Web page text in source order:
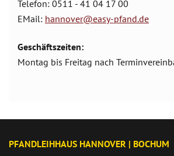
Telefon: 0511 - 41 04 17 00
EMail: hannover@easy-pfand.de
Geschäftszeiten:
Montag bis Freitag nach
PFANDLEIHHAUS HANNOVER | BOCHUM